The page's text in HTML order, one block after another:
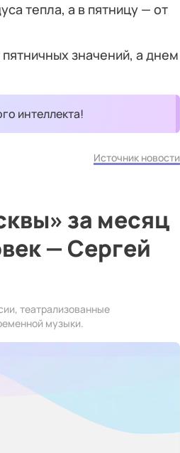
тепла, а в пятницу — от
пятничных значений, а днем
интеллекта!
Источник новости
за месяц
— Сергей
театрализованные
музыки.